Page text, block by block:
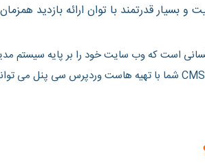
و بسیار قدرتمند با توان ارائه بازدید
است که وب سایت خود را بر پایه سیستم